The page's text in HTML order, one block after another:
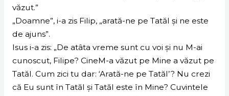
văzut.”
„Doamne”, i-a zis Filip, „arată-ne pe Tatăl şi ne este
de ajuns”.
Isus i-a zis: „De atâta vreme sunt cu voi şi nu M-ai
cunoscut, Filipe? CineM-a văzut pe Mine a văzut pe
Tatăl. Cum zici tu dar: ‘Arată-ne pe Tatăl’? Nu crezi
că Eu sunt în Tatăl şi Tatăl este în Mine? Cuvintele